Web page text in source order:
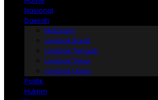
Nasional
Daerah
Mataram
Lombok Barat
Lombok Tengah
Lombok Timur
Lombok Utara
Politik
Hukrim